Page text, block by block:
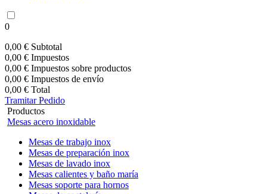
0
0,00 € Subtotal
0,00 € Impuestos
0,00 € Impuestos sobre productos
0,00 € Impuestos de envío
0,00 € Total
Tramitar Pedido
Productos
Mesas acero inoxidable
Mesas de trabajo inox
Mesas de preparación inox
Mesas de lavado inox
Mesas calientes y baño maría
Mesas soporte para hornos